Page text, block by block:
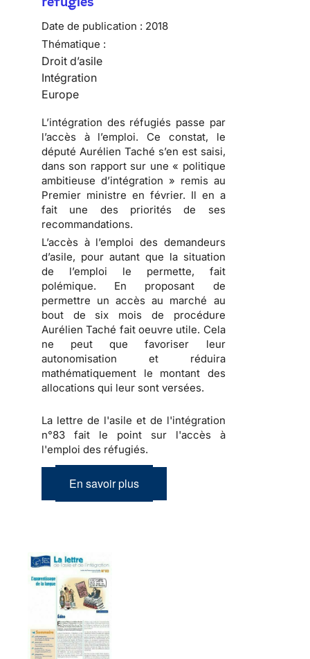
Date de publication : 2018
Thématique :
Droit d’asile
Intégration
Europe
L’intégration des réfugiés passe par
l’accès à l’emploi. Ce constat, le
député Aurélien Taché s’en est saisi,
dans son rapport sur une « politique
ambitieuse d’intégration » remis au
Premier ministre en février. Il en a
fait une des priorités de ses
recommandations.
L’accès à l’emploi des demandeurs
d’asile, pour autant que la situation
de l’emploi le permette, fait
polémique. En proposant de
permettre un accès au marché au
bout de six mois de procédure
Aurélien Taché fait oeuvre utile. Cela
ne peut que favoriser leur
autonomisation et réduira
mathématiquement le montant des
allocations qui leur sont versées.
La lettre de l'asile et de l'intégration
n°83 fait le point sur l'accès à
l'emploi des réfugiés.
En savoir plus